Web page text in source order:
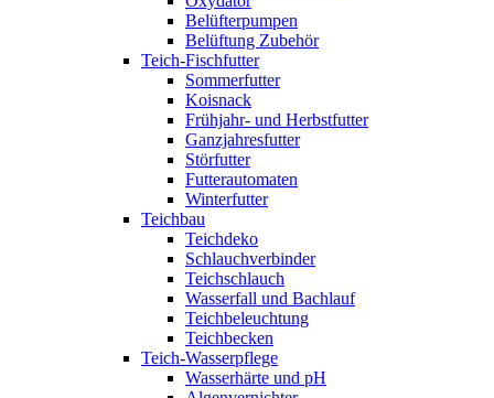
Belüfterpumpen
Belüftung Zubehör
Teich-Fischfutter
Sommerfutter
Koisnack
Frühjahr- und Herbstfutter
Ganzjahresfutter
Störfutter
Futterautomaten
Winterfutter
Teichbau
Teichdeko
Schlauchverbinder
Teichschlauch
Wasserfall und Bachlauf
Teichbeleuchtung
Teichbecken
Teich-Wasserpflege
Wasserhärte und pH